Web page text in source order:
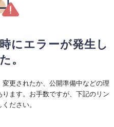
にエラーが発生し
。
更されたか、公開準備中などの理
ます。お手数ですが、下記のリン
ださい。